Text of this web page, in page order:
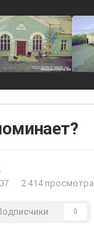
2 414 просмотра
0